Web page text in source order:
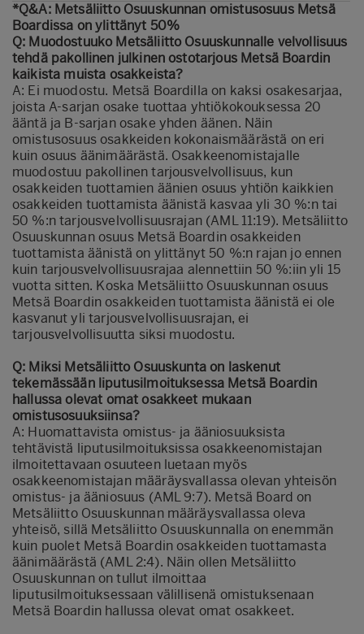
*Q&A: Metsäliitto Osuuskunnan omistusosuus Metsä
Boardissa on ylittänyt 50%
Q: Muodostuuko Metsäliitto Osuuskunnalle velvollisuus
tehdä pakollinen julkinen ostotarjous Metsä Boardin
kaikista muista osakkeista?
A: Ei muodostu. Metsä Boardilla on kaksi osakesarjaa,
joista A-sarjan osake tuottaa yhtiökokouksessa 20
ääntä ja B-sarjan osake yhden äänen. Näin
omistusosuus osakkeiden kokonaismäärästä on eri
kuin osuus äänimäärästä. Osakkeenomistajalle
muodostuu pakollinen tarjousvelvollisuus, kun
osakkeiden tuottamien äänien osuus yhtiön kaikkien
osakkeiden tuottamista äänistä kasvaa yli 30 %:n tai
50 %:n tarjousvelvollisuusrajan (AML 11:19). Metsäliitto
Osuuskunnan osuus Metsä Boardin osakkeiden
tuottamista äänistä on ylittänyt 50 %:n rajan jo ennen
kuin tarjousvelvollisuusrajaa alennettiin 50 %:iin yli 15
vuotta sitten. Koska Metsäliitto Osuuskunnan osuus
Metsä Boardin osakkeiden tuottamista äänistä ei ole
kasvanut yli tarjousvelvollisuusrajan, ei
tarjousvelvollisuutta siksi muodostu.
Q: Miksi Metsäliitto Osuuskunta on laskenut
tekemässään liputusilmoituksessa Metsä Boardin
hallussa olevat omat osakkeet mukaan
omistusosuuksiinsa?
A: Huomattavista omistus- ja ääniosuuksista
tehtävistä liputusilmoituksissa osakkeenomistajan
ilmoitettavaan osuuteen luetaan myös
osakkeenomistajan määräysvallassa olevan yhteisön
omistus- ja ääniosuus (AML 9:7). Metsä Board on
Metsäliitto Osuuskunnan määräysvallassa oleva
yhteisö, sillä Metsäliitto Osuuskunnalla on enemmän
kuin puolet Metsä Boardin osakkeiden tuottamasta
äänimäärästä (AML 2:4). Näin ollen Metsäliitto
Osuuskunnan on tullut ilmoittaa
liputusilmoituksessaan välillisenä omistuksenaan
Metsä Boardin hallussa olevat omat osakkeet.